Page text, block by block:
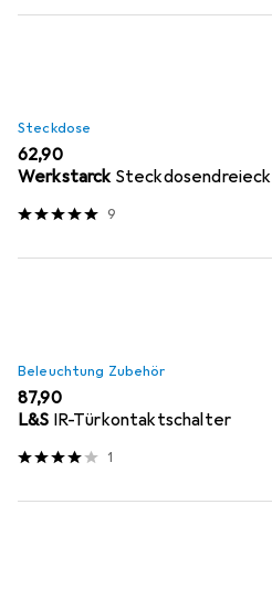
Steckdose
EUR
62,90
Werkstarck Steckdosendreieck
9
Beleuchtung Zubehör
EUR
87,90
L&S IR-Türkontaktschalter
1